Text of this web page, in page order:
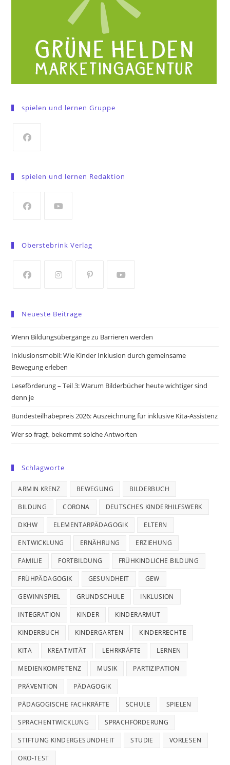
spielen und lernen Gruppe
a
tab
spielen und lernen Redaktion
a
tab
tab
Oberstebrink Verlag
a
new
new
a
new
new
Neueste Beiträge
Wenn Bildungsübergänge zu Barrieren werden
Inklusionsmobil: Wie Kinder Inklusion durch gemeinsame
Bewegung erleben
Leseförderung – Teil 3: Warum Bilderbücher heute wichtiger sind
denn je
Bundesteilhabepreis 2026: Auszeichnung für inklusive Kita-Assistenz
Wer so fragt, bekommt solche Antworten
Schlagworte
ARMIN KRENZ BEWEGUNG BILDERBUCH
BILDUNG CORONA DEUTSCHES KINDERHILFSWERK
DKHW ELEMENTARPÄDAGOGIK ELTERN
ENTWICKLUNG ERNÄHRUNG ERZIEHUNG
FAMILIE FORTBILDUNG FRÜHKINDLICHE BILDUNG
FRÜHPÄDAGOGIK GESUNDHEIT GEW
GEWINNSPIEL GRUNDSCHULE INKLUSION
INTEGRATION KINDER KINDERARMUT
KINDERBUCH KINDERGARTEN KINDERRECHTE
KITA KREATIVITÄT LEHRKRÄFTE LERNEN
MEDIENKOMPETENZ MUSIK PARTIZIPATION
PRÄVENTION PÄDAGOGIK
PÄDAGOGISCHE FACHKRÄFTE SCHULE SPIELEN
SPRACHENTWICKLUNG SPRACHFÖRDERUNG
STIFTUNG KINDERGESUNDHEIT STUDIE VORLESEN
ÖKO-TEST